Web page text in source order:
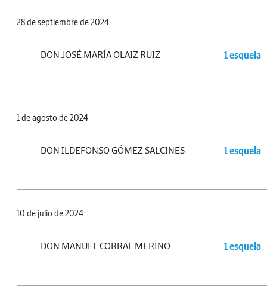
28 de septiembre de 2024
DON JOSÉ MARÍA OLAIZ RUIZ 1 esquela
1 de agosto de 2024
DON ILDEFONSO GÓMEZ SALCINES 1 esquela
10 de julio de 2024
DON MANUEL CORRAL MERINO 1 esquela